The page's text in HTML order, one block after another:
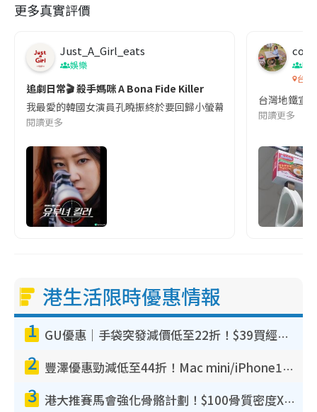
更多真實評價
Just_A_Girl_eats
娛樂
追劇日常🎬 殺手媽咪 A Bona Fide Killer
我最愛的韓國女演員孔曉振終於要回歸小螢幕啦!這次的劇本改編
閱讀更多
co
吹
台灣
台灣地鐵宣
閱讀更多
港生活限時優惠情報
1 GU優惠｜手袋突發減價低至22折！$39買經典波士頓包/餃子袋！飾物同步減價$29起！
2 豐澤優惠勁減低至44折！Mac mini/iPhone17Pro大減價！廚房家電$220起
3 港大推賽馬會強化骨骼計劃！$100骨質密度X光檢查 完成免費運動訓練送超市禮券！附參加資格